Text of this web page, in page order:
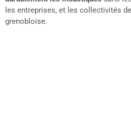
les entreprises, et les collectivités
grenobloise.